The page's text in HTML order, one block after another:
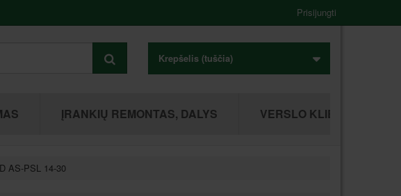
Prisijungti
Krepšelis (tuščia)
ĮRANKIŲ REMONTAS, DALYS VERSLO KLIENTAMS
AS-PSL 14-30